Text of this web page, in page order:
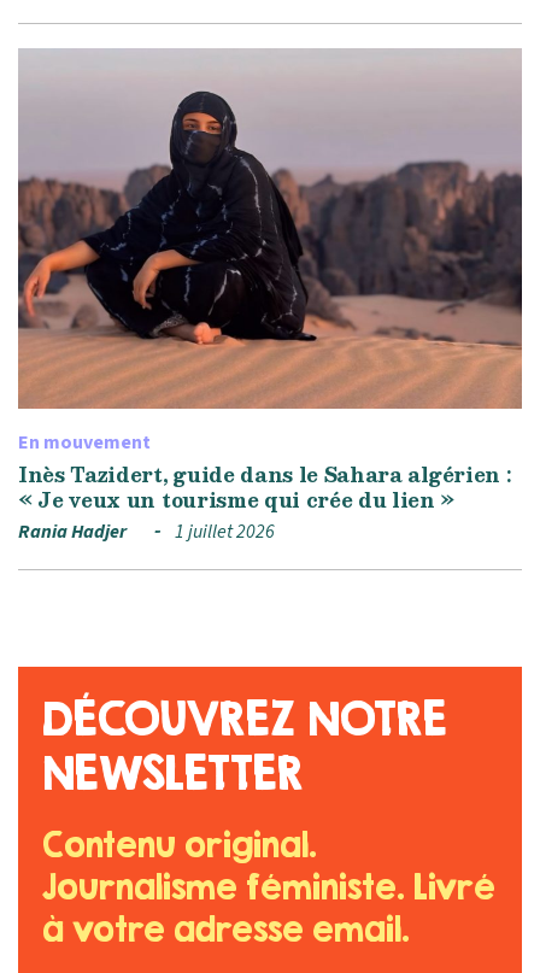
En mouvement
Inès Tazidert, guide dans le Sahara algérien :
« Je veux un tourisme qui crée du lien »
Rania Hadjer 1 juillet 2026
DÉCOUVREZ NOTRE
NEWSLETTER
Contenu original.
Journalisme féministe. Livré
à votre adresse email.